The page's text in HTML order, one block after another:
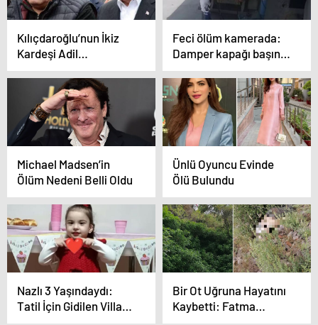
Kılıçdaroğlu’nun İkiz
Kardeşi Adil
Kılıçdaroğlu Kalp Krizi
Geçirdi, Yaşamını
Yitirdi
Feci ölüm kamerada:
Damper kapağı başına
çarptı, Mevlüt Şafak
hayatını kaybetti
Michael Madsen’in
Ölüm Nedeni Belli Oldu
Ünlü Oyuncu Evinde
Ölü Bulundu
Nazlı 3 Yaşındaydı:
Tatil İçin Gidilen Villada
Feci Son
Bir Ot Uğruna Hayatını
Kaybetti: Fatma
Acar’ın Acı Sonu